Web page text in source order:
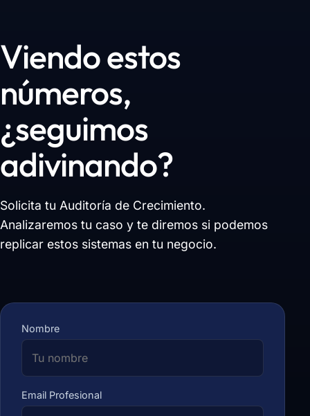
Viendo estos
números,
¿seguimos
adivinando?
Solicita tu Auditoría de Crecimiento.
Analizaremos tu caso y te diremos si podemos
replicar estos sistemas en tu negocio.
Nombre
Email Profesional